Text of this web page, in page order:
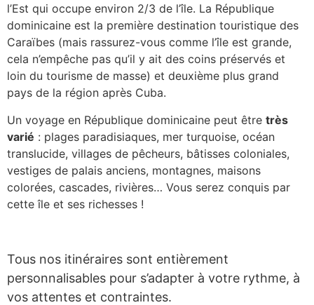
Afrique
Malawi
Ouganda
Zambie
Zanzibar
Zimbabwe
Amérique
Mexique
Dominique
Guadeloupe
l’Est qui occupe environ 2/3 de l’île. La République
dominicaine est la première destination touristique des
Caraïbes (mais rassurez-vous comme l’île est grande,
cela n’empêche pas qu’il y ait des coins préservés et
loin du tourisme de masse) et deuxième plus grand
pays de la région après Cuba.
Un voyage en République dominicaine peut être très
varié : plages paradisiaques, mer turquoise, océan
translucide, villages de pêcheurs, bâtisses coloniales,
vestiges de palais anciens, montagnes, maisons
colorées, cascades, rivières… Vous serez conquis par
cette île et ses richesses !
Tous nos itinéraires sont entièrement
personnalisables pour s’adapter à votre rythme, à
vos attentes et contraintes.